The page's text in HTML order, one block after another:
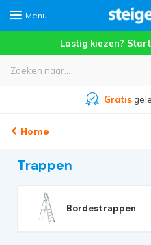
Menu
Lastig kiezen?
Gratis
Home
Trappen
Bordestrappen